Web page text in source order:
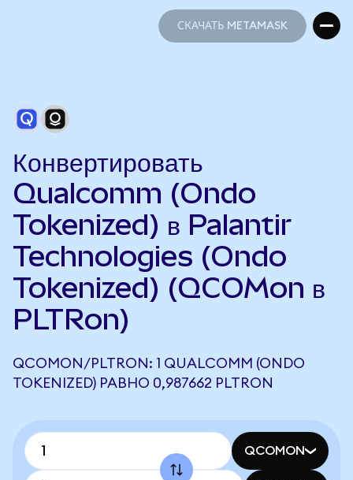
СКАЧАТЬ METAMASK
Конвертировать
Qualcomm (Ondo
Tokenized) в Palantir
Technologies (Ondo
Tokenized) (QCOMon в
PLTRon)
QCOMON/PLTRON: 1 QUALCOMM (ONDO
TOKENIZED) РАВНО 0,987662 PLTRON
QCOMON